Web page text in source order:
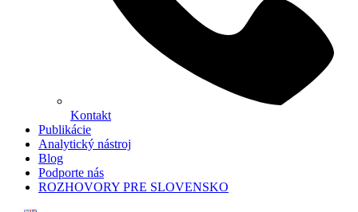
Kontakt
Publikácie
Analytický nástroj
Blog
Podporte nás
ROZHOVORY PRE SLOVENSKO